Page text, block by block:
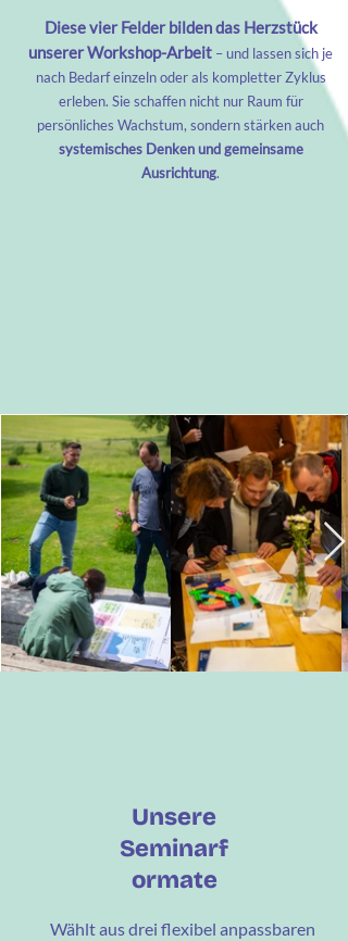
Diese vier Felder bilden das Herzstück
unserer Workshop-Arbeit – und lassen sich je
nach Bedarf einzeln oder als kompletter Zyklus
erleben. Sie schaffen nicht nur Raum für
persönliches Wachstum, sondern stärken auch
systemisches Denken und gemeinsame
Ausrichtung.
Unsere
Seminarf
ormate
Wählt aus drei flexibel anpassbaren